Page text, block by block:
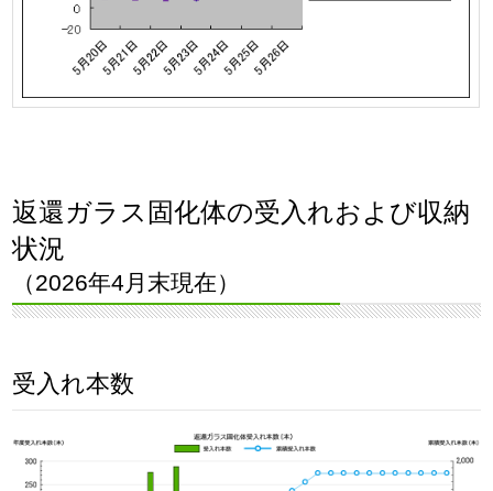
返還ガラス固化体の受入れおよび収納
状況
（2026年4月末現在）
受入れ本数